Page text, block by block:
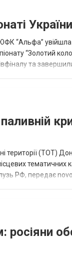
“Альфа”
“Золотий
та
території (ТОТ)
тематичних
РФ, передає
росіяни